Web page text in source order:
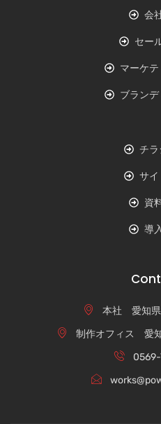
会
セー
マーケ
ブラン
チ
サ
資
導
本社 愛知県
制作オフィス 愛